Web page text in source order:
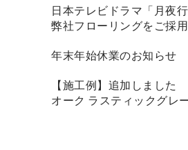
日本テレビドラマ「月夜
弊社フローリングをご採
年末年始休業のお知らせ
【施工例】追加しまし
オーク ラスティックグレ